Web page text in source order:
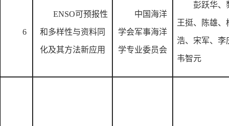
6
ENSO可预报性
和多样性与资料同
化及其方法新应用
中国海洋
学会军事海洋
学专业委员会
彭跃华、
王挺、陈雄、
浩、宋军、李
韦智元